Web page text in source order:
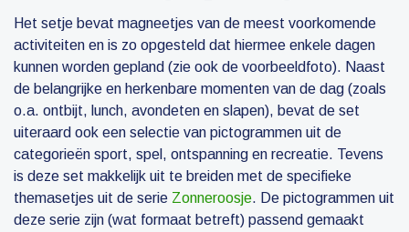
Het setje bevat magneetjes van de meest voorkomende
activiteiten en is zo opgesteld dat hiermee enkele dagen
kunnen worden gepland (zie ook de voorbeeldfoto). Naast
de belangrijke en herkenbare momenten van de dag (zoals
o.a. ontbijt, lunch, avondeten en slapen), bevat de set
uiteraard ook een selectie van pictogrammen uit de
categorieën sport, spel, ontspanning en recreatie. Tevens
is deze set makkelijk uit te breiden met de specifieke
themasetjes uit de serie Zonneroosje. De pictogrammen uit
deze serie zijn (wat formaat betreft) passend gemaakt